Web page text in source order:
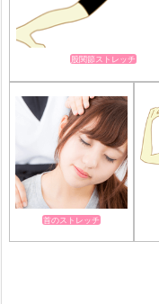
股関節ストレッチ
首のストレッチ